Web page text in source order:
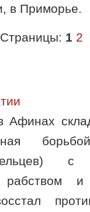
в Приморье.
Страницы: 1 2
с
рабством